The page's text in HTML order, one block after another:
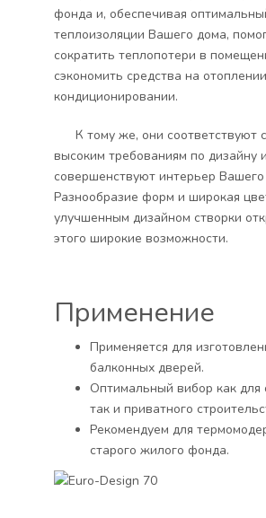
фонда и, обеспечивая
теплоизоляции Вашего дома,
сократить теплопотери в
сэкономить средства на
кондиционировании.
К тому же, они соответствуют
высоким требованиям по дизайну и
совершенствуют интерьер
Разнообразие форм и широкая
улучшенным дизайном створки
этого широкие возможности.
Применение
Применяется для
балконных дверей.
Оптимальный вибор как для
так и приватного
Рекомендуем для
старого жилого фонда.